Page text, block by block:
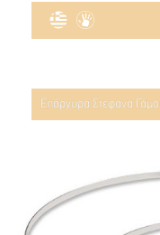
Επάργυρα Στέφανα